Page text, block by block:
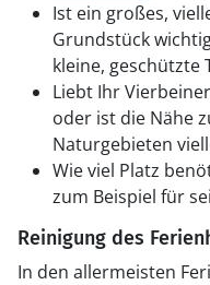
Ist ein großes,
Grundstück
kleine, geschützte
Liebt Ihr
oder ist die Nähe
Naturgebieten
Wie viel Platz
zum Beispiel für
Reinigung des
In den allermeisten